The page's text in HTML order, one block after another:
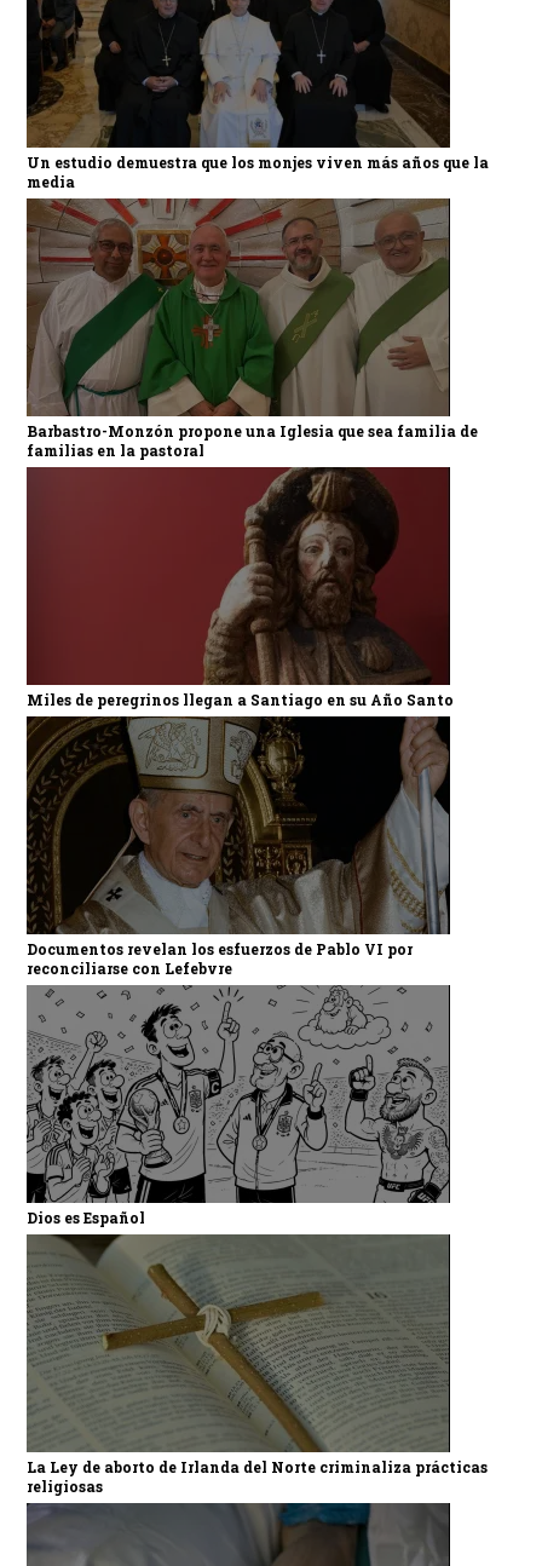
Un estudio demuestra que los monjes viven más años que la
media
Barbastro-Monzón propone una Iglesia que sea familia de
familias en la pastoral
Miles de peregrinos llegan a Santiago en su Año Santo
Documentos revelan los esfuerzos de Pablo VI por
reconciliarse con Lefebvre
Dios es Español
La Ley de aborto de Irlanda del Norte criminaliza prácticas
religiosas